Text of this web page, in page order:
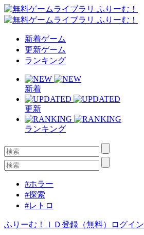
新着ゲーム
更新ゲーム
ランキング
新着
更新
ランキング
#ホラー
#探索
#レトロ
ふりーむ！ＩＤ登録（無料） ログイン